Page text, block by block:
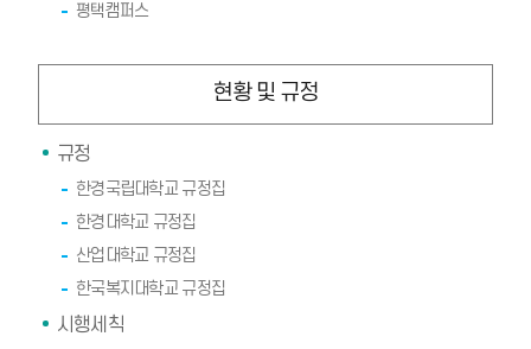
평택캠퍼스
현황 및 규정
규정
한경국립대학교 규정집
한경대학교 규정집
산업대학교 규정집
한국복지대학교 규정집
시행세칙